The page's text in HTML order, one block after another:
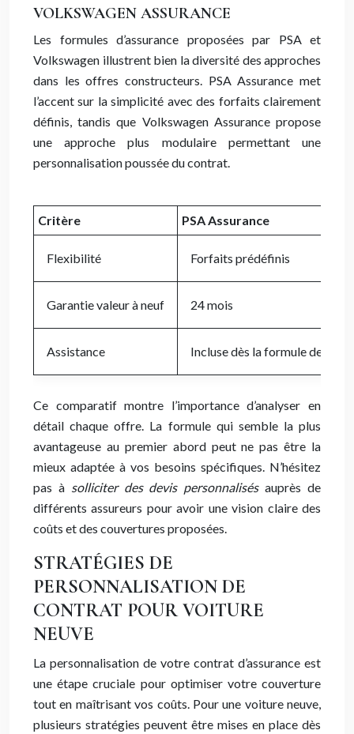
VOLKSWAGEN ASSURANCE
Les formules d’assurance proposées par PSA et
Volkswagen illustrent bien la diversité des approches
dans les offres constructeurs. PSA Assurance met
l’accent sur la simplicité avec des forfaits clairement
définis, tandis que Volkswagen Assurance propose
une approche plus modulaire permettant une
personnalisation poussée du contrat.
Critère PSA Assurance
Flexibilité Forfaits prédéfinis
Garantie valeur à neuf 24 mois
Assistance Incluse dès la formule de base
Ce comparatif montre l’importance d’analyser en
détail chaque offre. La formule qui semble la plus
avantageuse au premier abord peut ne pas être la
mieux adaptée à vos besoins spécifiques. N’hésitez
pas à solliciter des devis personnalisésauprès de
différents assureurs pour avoir une vision claire des
coûts et des couvertures proposées.
STRATÉGIES DE
PERSONNALISATION DE
CONTRAT POUR VOITURE
NEUVE
La personnalisation de votre contrat d’assurance est
une étape cruciale pour optimiser votre couverture
tout en maîtrisant vos coûts. Pour une voiture neuve,
plusieurs stratégies peuvent être mises en place dès